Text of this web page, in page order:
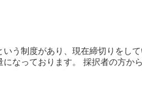
う制度があり、現在締切りをし
なっております。 採択者の方か